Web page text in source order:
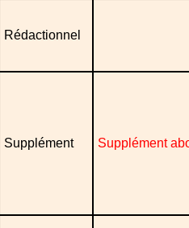
Rédactionnel
Supplément Supplément